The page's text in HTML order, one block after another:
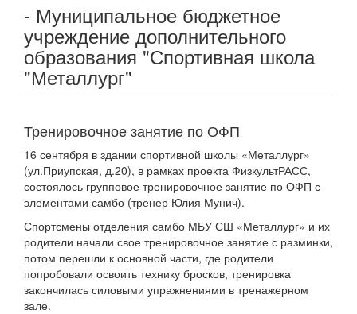
- Муниципальное бюджетное
учреждение дополнительного
образования "Спортивная школа
"Металлург"
Тренировочное занятие по ОФП
16 сентября в здании спортивной школы «Металлург»
(ул.Приупская, д.20), в рамках проекта ФизкультРАСС,
состоялось групповое тренировочное занятие по ОФП с
элементами самбо (тренер Юлия Мунич).
Спортсмены отделения самбо МБУ СШ «Металлург» и их
родители начали свое тренировочное занятие с разминки,
потом перешли к основной части, где родители
попробовали освоить технику бросков, тренировка
закончилась силовыми упражнениями в тренажерном
зале.